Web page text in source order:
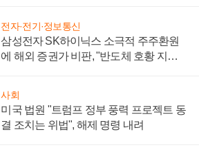
전자·전기·정보통신
삼성전자 SK하이닉스 소극적 주주환원
에 해외 증권가 비판, "반도체 호황 지속
사회
미국 법원 "트럼프 정부 풍력 프로젝트 동
결 조치는 위법", 해제 명령 내려